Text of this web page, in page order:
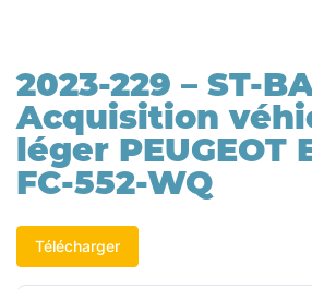
2023-229 – ST-
Acquisition
léger PEUGEOT
FC-552-WQ
Télécharger